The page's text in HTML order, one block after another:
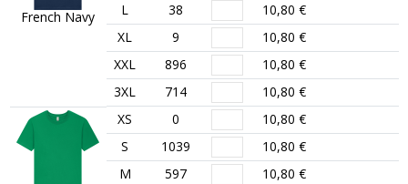
French Navy
L
38
10,80 €
XL
9
10,80 €
XXL
896
10,80 €
3XL
714 10,80 €
XS 0
10,80 €
S
1039
10,80 €
M
597
10,80 €